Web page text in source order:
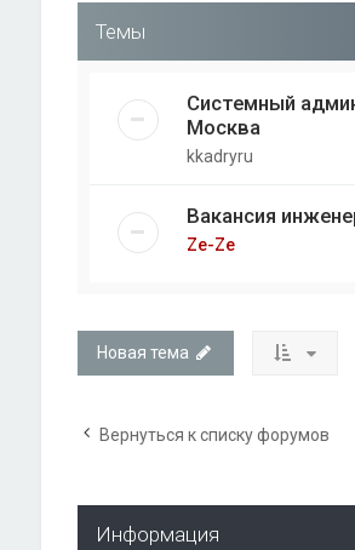
Темы
Системный
Москва
kkadryru
Вакансия
Ze-Ze
Новая тема
Вернуться к списку форумов
Информация